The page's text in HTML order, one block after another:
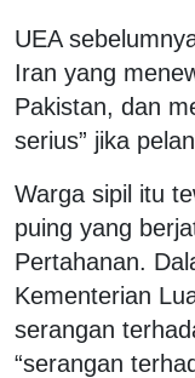
UEA
Iran yang
Pakistan, dan
serius” jika
Warga sipil itu
puing yang
Pertahanan.
Kementerian
serangan
“serangan